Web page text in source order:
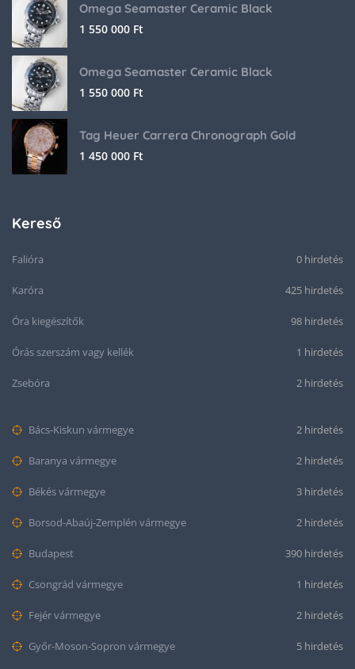
Omega Seamaster Ceramic Black
1 550 000 Ft
Omega Seamaster Ceramic Black
1 550 000 Ft
Tag Heuer Carrera Chronograph Gold
1 450 000 Ft
Kereső
Falióra 0 hirdetés
Karóra 425 hirdetés
Óra kiegészítők 98 hirdetés
Órás szerszám vagy kellék 1 hirdetés
Zsebóra 2 hirdetés
Bács-Kiskun vármegye 2 hirdetés
Baranya vármegye 2 hirdetés
Békés vármegye 3 hirdetés
Borsod-Abaúj-Zemplén vármegye 2 hirdetés
Budapest 390 hirdetés
Csongrád vármegye 1 hirdetés
Fejér vármegye 2 hirdetés
Győr-Moson-Sopron vármegye 5 hirdetés